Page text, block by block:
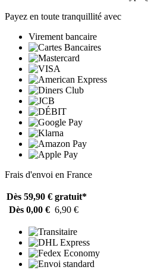
Payez en toute tranquillité avec
Virement bancaire
Frais d'envoi en France
Dès 59,90 € gratuit*
Dès 0,00 € 6,90 €